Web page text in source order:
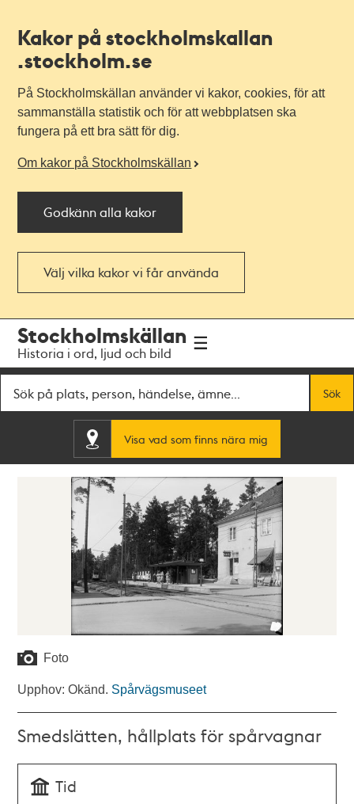
Kakor på stockholmskallan
.stockholm.se
På Stockholmskällan använder vi kakor, cookies, för att
sammanställa statistik och för att webbplatsen ska
fungera på ett bra sätt för dig.
Om kakor på Stockholmskällan
Godkänn alla kakor
Välj vilka kakor vi får använda
navigationen
huvudinnehållet
Stockholmskällan
Historia i ord, ljud och bild
Sök
Visa vad som finns nära mig
Foto
Upphov: Okänd. Spårvägsmuseet
Smedslätten, hållplats för spårvagnar
Tid